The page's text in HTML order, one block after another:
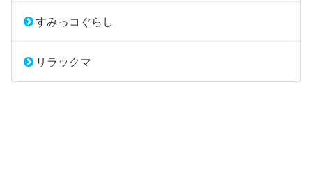
すみっコぐらし
リラックマ